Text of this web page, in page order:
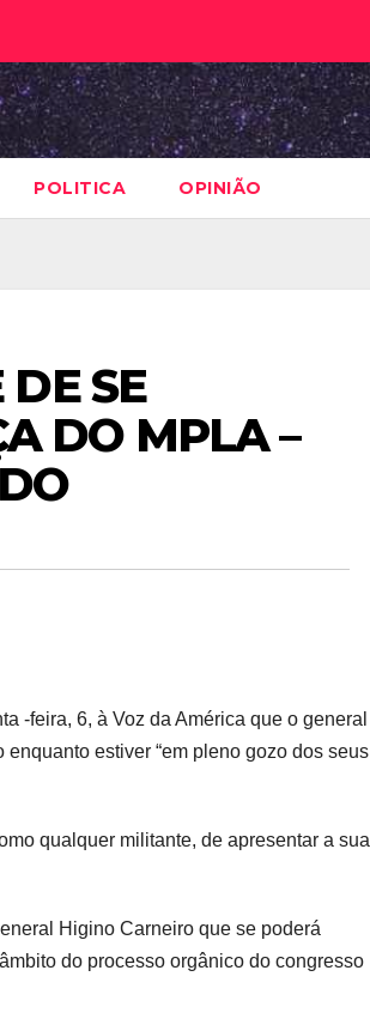
POLITICA OPINIÃO
SE
DO MPLA –
-feira, 6, à Voz da América que o general
estiver “em pleno gozo dos seus
qualquer militante, de apresentar a sua
Higino Carneiro que se poderá
do processo orgânico do congresso